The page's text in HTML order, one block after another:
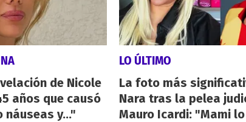
de Nicole
años que causó
náuseas y..."
LO ÚLTIMO
La foto más
Nara tras la pelea
Mauro Icardi: "Mami